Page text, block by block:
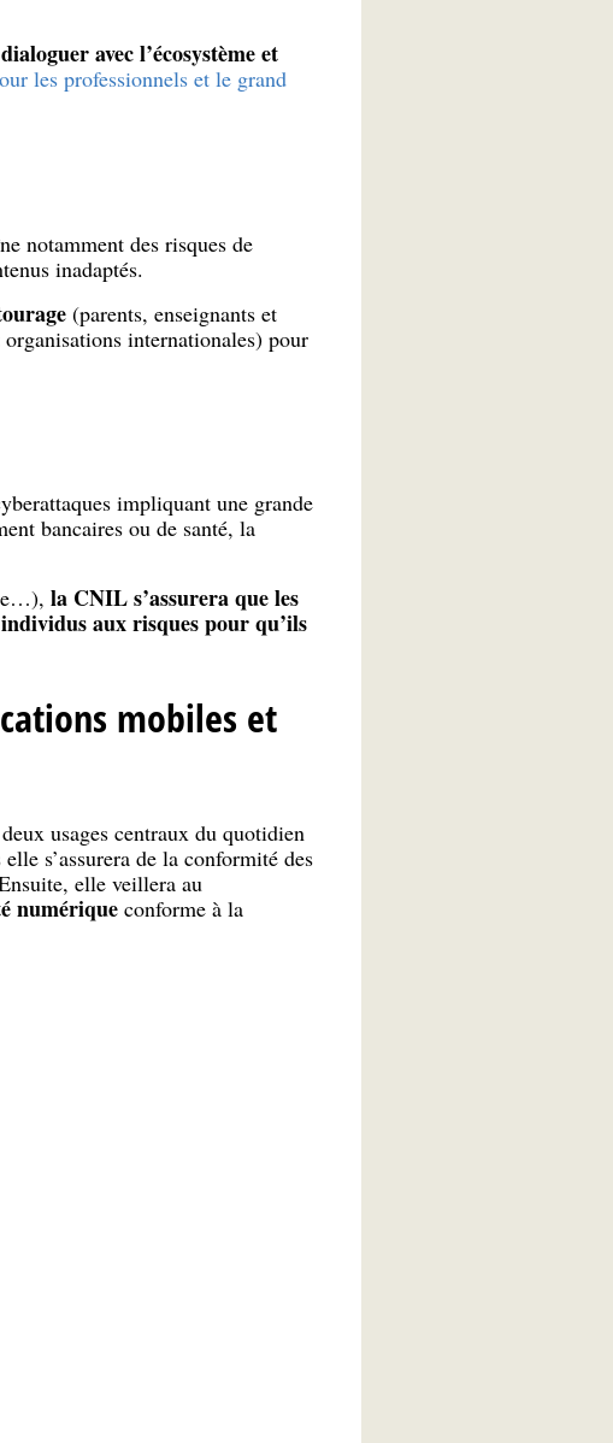
avec l’écosystème et
les professionnels et le grand
notamment des risques de
inadaptés.
(parents, enseignants et
internationales) pour
impliquant une grande
bancaires ou de santé, la
la CNIL s’assurera que les
aux risques pour qu’ils
mobiles et
usages centraux du quotidien
s’assurera de la conformité des
elle veillera au
numériqueconforme à la